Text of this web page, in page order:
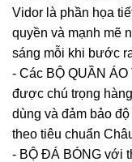
Vidor là phần họa
quyền và mạnh mẽ
sáng mỗi khi bước
- Các BỘ QUẦN
được chú trọng
dùng và đảm bảo
theo tiêu chuẩn
- BỘ ĐÁ BÓNG với